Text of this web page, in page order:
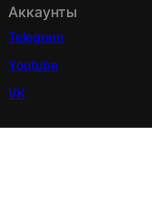
Аккаунты
Telegram
Youtube
VK